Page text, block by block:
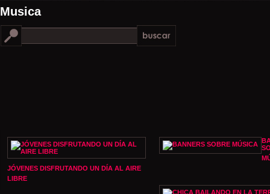
Musica
JÓVENES DISFRUTANDO UN DÍA AL AIRE
LIBRE